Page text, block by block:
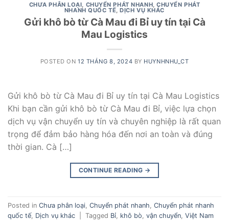
CHƯA PHÂN LOẠI, CHUYỂN PHÁT NHANH,CHUYỂN PHÁT
NHANH QUỐC TẾ,DỊCH VỤ KHÁC
Gửi khô bò từ Cà Mau đi Bỉ uy tín tại Cà
Mau Logistics
POSTED ON12 THÁNG 8, 2024 BY HUYNHNHU_CT
Gửi khô bò từ Cà Mau đi Bỉ uy tín tại Cà Mau Logistics
Khi bạn cần gửi khô bò từ Cà Mau đi Bỉ, việc lựa chọn
dịch vụ vận chuyển uy tín và chuyên nghiệp là rất quan
trọng để đảm bảo hàng hóa đến nơi an toàn và đúng
thời gian. Cà […]
CONTINUE READING →
Posted in Chưa phân loại Chuyển phát nhanh Chuyển phát nhanh
quốc tế Dịch vụ khác Tagged Bỉ khô bò vận chuyển Việt Nam